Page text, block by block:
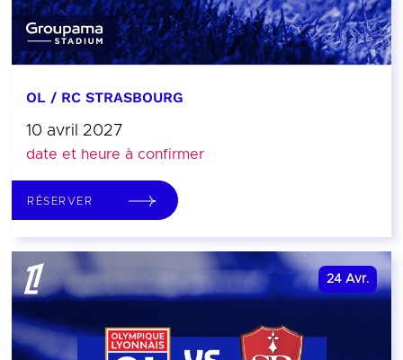
OL / RC STRASBOURG
10 avril 2027
date et heure à confirmer
RÉSERVER
24 Avr.